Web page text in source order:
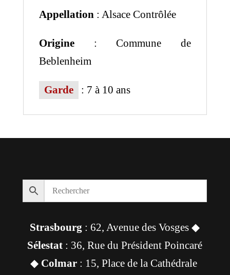
Appellation: Alsace Contrôlée
Origine: Commune de
Beblenheim
Garde : 7 à 10 ans
Strasbourg : 62, Avenue des Vosges ◆
Sélestat : 36, Rue du Président Poincaré
◆ Colmar: 15, Place de la Cathédrale